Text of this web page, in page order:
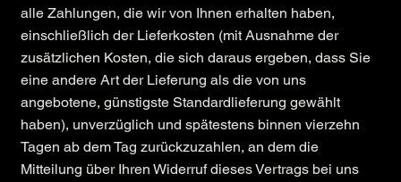
alle Zahlungen, die wir von Ihnen erhalten haben,
einschließlich der Lieferkosten (mit Ausnahme der
zusätzlichen Kosten, die sich daraus ergeben, dass Sie
eine andere Art der Lieferung als die von uns
angebotene, günstigste Standardlieferung gewählt
haben), unverzüglich und spätestens binnen vierzehn
Tagen ab dem Tag zurückzuzahlen, an dem die
Mitteilung über Ihren Widerruf dieses Vertrags bei uns